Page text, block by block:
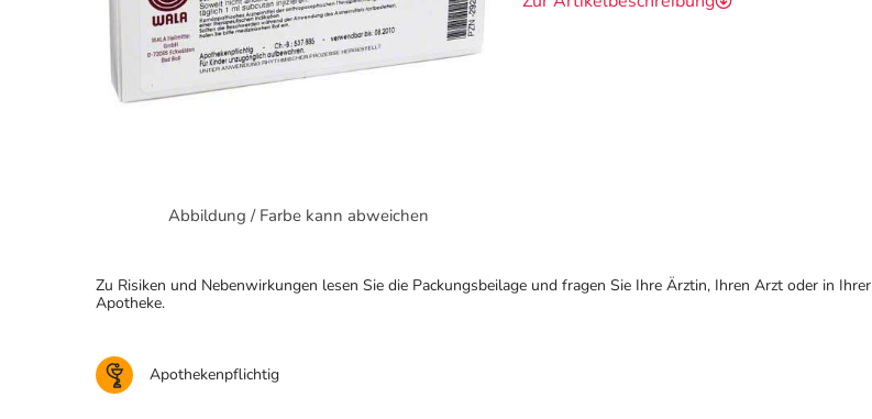
Abbildung / Farbe kann abweichen
Zu Risiken und Nebenwirkungen lesen Sie die Packungsbeilage und fragen Sie Ihre Ärztin, Ihren Arzt oder in Ihrer
Apotheke.
Apothekenpflichtig